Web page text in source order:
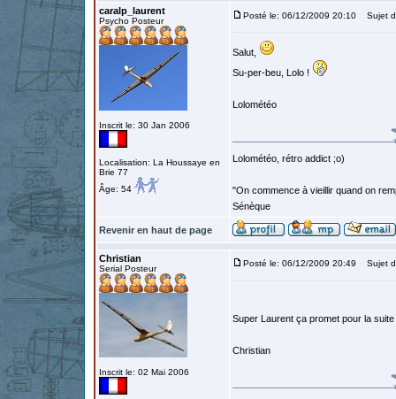
caralp_laurent
Psycho Posteur
Inscrit le: 30 Jan 2006
Localisation: La Houssaye en
Brie 77
Âge: 54
Posté le: 06/12/2009 20:10 Sujet
Salut,
Su-per-beu, Lolo !
Lolométéo
Lolométéo, rétro addict ;o)
"On commence à vieillir quand on
Sénèque
Revenir en haut de page
Christian
Serial Posteur
Inscrit le: 02 Mai 2006
Posté le: 06/12/2009 20:49 Sujet
Super Laurent ça promet pour la suite
Christian